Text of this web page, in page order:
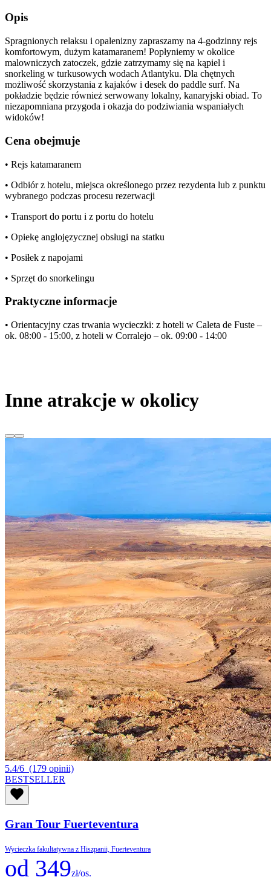
Opis
Spragnionych relaksu i opalenizny zapraszamy na 4-godzinny rejs
komfortowym, dużym katamaranem! Popłyniemy w okolice
malowniczych zatoczek, gdzie zatrzymamy się na kąpiel i
snorkeling w turkusowych wodach Atlantyku. Dla chętnych
możliwość skorzystania z kajaków i desek do paddle surf. Na
pokładzie będzie również serwowany lokalny, kanaryjski obiad. To
niezapomniana przygoda i okazja do podziwiania wspaniałych
widoków!
Cena obejmuje
• Rejs katamaranem
• Odbiór z hotelu, miejsca określonego przez rezydenta lub z punktu
wybranego podczas procesu rezerwacji
• Transport do portu i z portu do hotelu
• Opiekę anglojęzycznej obsługi na statku
• Posiłek z napojami
• Sprzęt do snorkelingu
Praktyczne informacje
• Orientacyjny czas trwania wycieczki: z hoteli w Caleta de Fuste –
ok. 08:00 - 15:00, z hoteli w Corralejo – ok. 09:00 - 14:00
Inne atrakcje w okolicy
5.4/6 (179 opinii)
BESTSELLER
Gran Tour Fuerteventura
Wycieczka fakultatywna z Hiszpanii, Fuerteventura
od 349zł/os.